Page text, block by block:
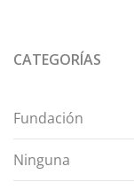
CATEGORÍAS
Fundación
Ninguna